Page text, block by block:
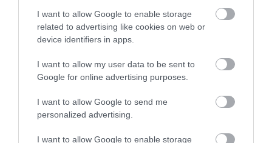
I want to allow Google to enable storage
related to advertising like cookies on web or
device identifiers in apps.
I want to allow my user data to be sent to
Google for online advertising purposes.
I want to allow Google to send me
personalized advertising.
I want to allow Google to enable storage
6. Anasztázia (1956)
Ez a szerep hozta meg számára a visszatérést
komoly botrányt kavart: férjes asszonyként lett
szerelmesRoberto Rosselliniolasz rendezőbe,
akitől gyermeke is született – emiatt hosszú időre
hátat fordított neki az amerikai közönség és a
nőt játszik, akit egy szélhámos herceg próbál